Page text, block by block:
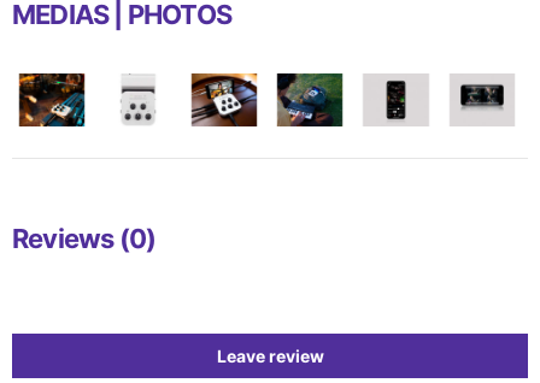
MEDIAS | PHOTOS
Reviews (0)
Leave review